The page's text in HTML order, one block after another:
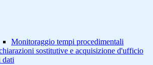
Monitoraggio tempi procedimentali
sostitutive e acquisizione d'ufficio
dati